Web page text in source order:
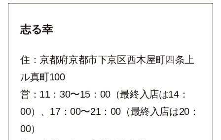
志る幸
住：京都府京都市下京区西木屋町四条上
ル真町100
営：11：30〜15：00（最終入店は14：
00）、17：00〜21：00（最終入店は20：
00）